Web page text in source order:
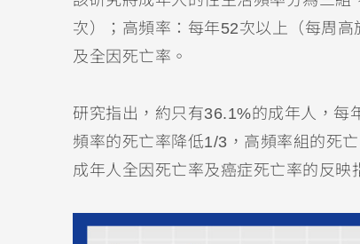
次）；高頻率：每年52次以上（每周
及全因死亡率。
研究指出，約只有36.1%的成年人，每
頻率的死亡率降低1/3，高頻率組的死
成年人全因死亡率及癌症死亡率的反映